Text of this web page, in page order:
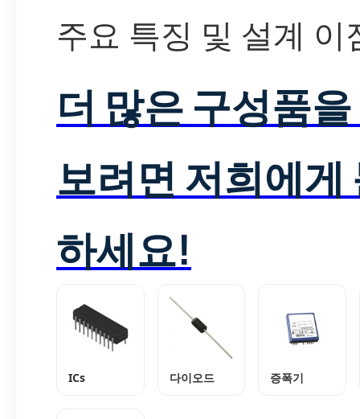
주요 특징 및 설계 이
더 많은 구성품
보려면 저희에게
하세요!
ICs 다이오드 증폭기